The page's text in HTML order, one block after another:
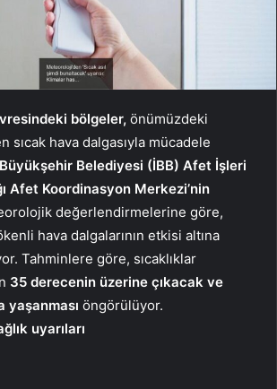
bölgeler, önümüzdeki
sıcak hava dalgasıyla mücadele
Belediyesi (İBB) Afet İşleri
Afet Koordinasyon Merkezi’nin
değerlendirmelerine göre,
hava dalgalarının etkisi altına
Tahminlere göre, sıcaklıklar
35 derecenin üzerine çıkacak ve
yaşanması öngörülüyor.
uyarıları